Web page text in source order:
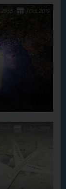
1 Oct, 2019
2535